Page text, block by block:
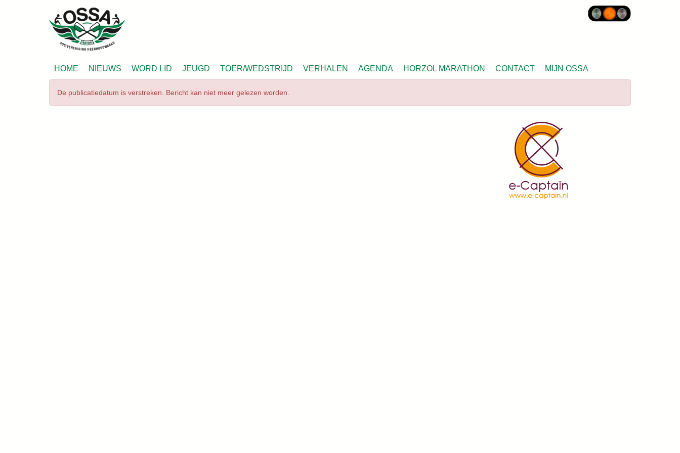
HOME NIEUWS WORD LID JEUGD TOER/WEDSTRIJD VERHALEN AGENDA HORZOL MARATHON CONTACT MIJN OSSA
De publicatiedatum is verstreken. Bericht kan niet meer gelezen worden.